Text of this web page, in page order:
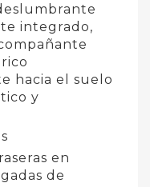
integrado,
hacia el suelo
y
en
de